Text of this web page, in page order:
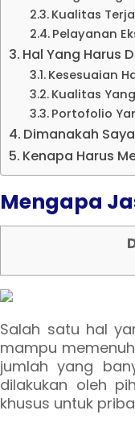
Kualitas
Pelayanan
Hal Yang Harus
Kesesuaian
Kualitas
Portofolio
Dimanakah
Kenapa Harus
Mengapa
Salah satu hal
mampu
jumlah yang
dilakukan oleh
khusus untuk